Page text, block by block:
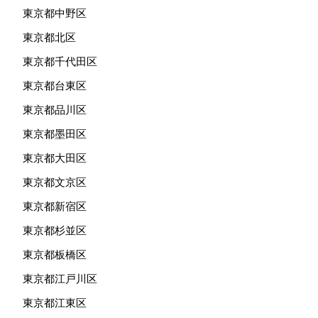
東京都中野区
東京都北区
東京都千代田区
東京都台東区
東京都品川区
東京都墨田区
東京都大田区
東京都文京区
東京都新宿区
東京都杉並区
東京都板橋区
東京都江戸川区
東京都江東区